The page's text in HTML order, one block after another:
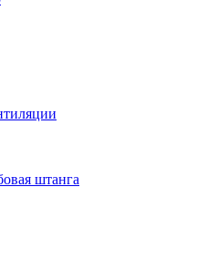
штанга